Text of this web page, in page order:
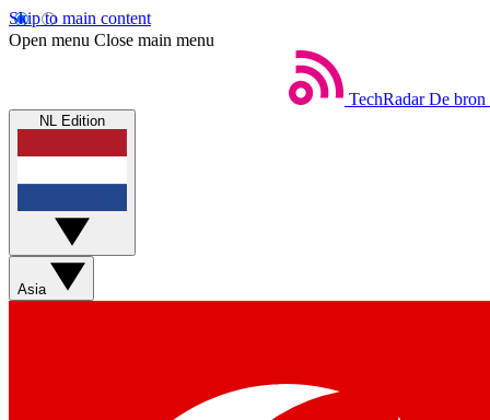
Skip to main content
Open menu Close main menu
TechRadar De bron
NL Edition
Asia